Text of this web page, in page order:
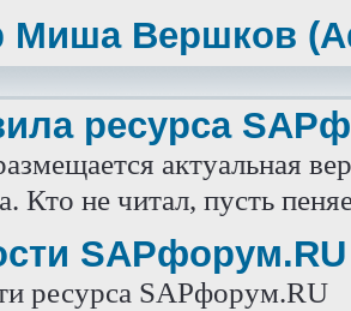
Миша Вершков
ресурса
актуальная
Кто не читал, пусть
SAPфорум.RU
ресурса SAPфорум.RU